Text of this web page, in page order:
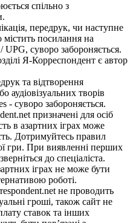
спільно з
передрук, чи наступне
посилання на
суворо забороняється.
Я-Корреспондент є автор
та відтворення
аудіовізуальних творів
- суворо забороняється.
призначені для осіб
в азартних іграх може
Дотримуйтесь правил
гри. При виявленні перших
до спеціаліста.
іграх не може бути
роботі.
не проводить
гроші, також сайт не
ставок та інших